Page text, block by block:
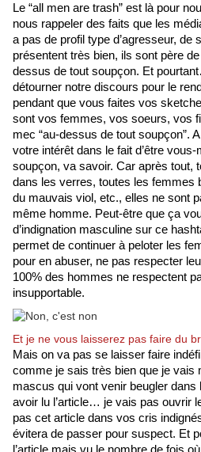
Le “all men are trash” est là pour
nous rappeler des faits que les
a pas de profil type d’agresseur, de
présentent très bien, ils sont père
dessus de tout soupçon. Et
détourner notre discours pour le
pendant que vous faites vos
sont vos femmes, vos soeurs, vos
mec “au-dessus de tout soupçon”.
votre intérêt dans le fait d’être
soupçon, va savoir. Car après tout,
dans les verres, toutes les femmes
du mauvais viol, etc., elles ne sont
même homme. Peut-être que ça
d’indignation masculine sur ce
permet de continuer à peloter les
pour en abuser, ne pas respecter
100% des hommes ne respectent
insupportable.
Et je ne vous laisserez pas faire du
Mais on va pas se laisser faire
comme je sais très bien que je vais
mascus qui vont venir beugler
avoir lu l’article… je vais pas ouvrir
pas cet article dans vos cris
évitera de passer pour suspect. Et